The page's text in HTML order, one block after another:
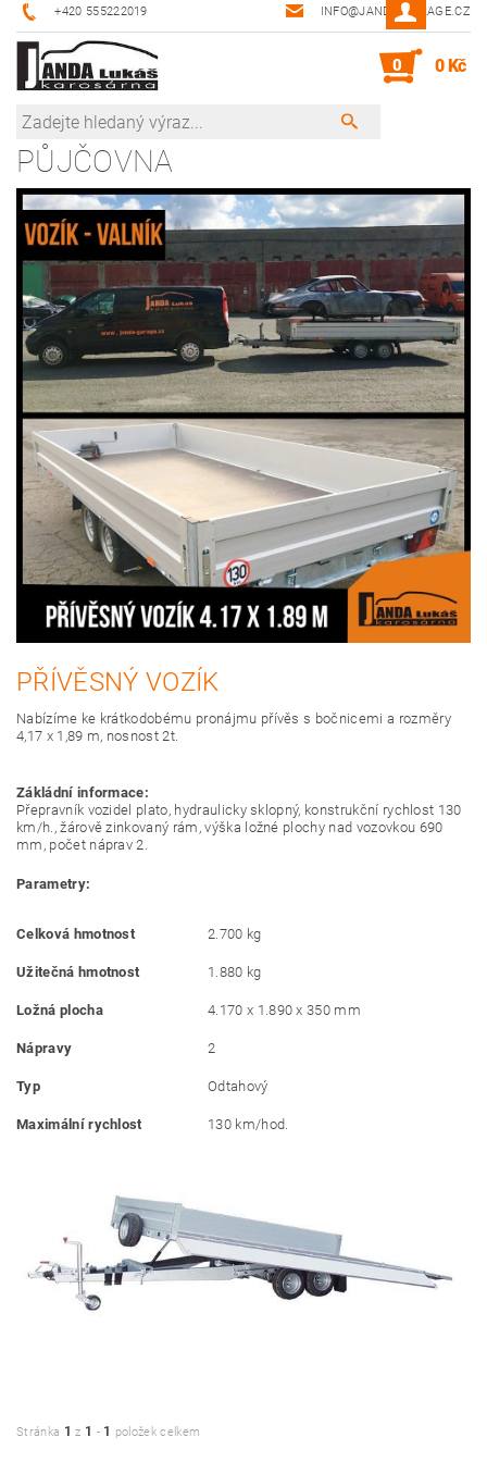
+420 555222019 INFO@JANDA-GARAGE.CZ
0 0 Kč
PŮJČOVNA
PŘÍVĚSNÝ VOZÍK
Nabízíme ke krátkodobému pronájmu přívěs s bočnicemi a rozměry
4,17 x 1,89 m, nosnost 2t.
Zákládní informace:
Přepravník vozidel plato, hydraulicky sklopný, konstrukční rychlost 130
km/h., žárově zinkovaný rám, výška ložné plochy nad vozovkou 690
mm, počet náprav 2.
Parametry:
Celková hmotnost 2.700 kg
Užitečná hmotnost 1.880 kg
Ložná plocha 4.170 x 1.890 x 350 mm
Nápravy 2
Typ Odtahový
Maximální rychlost 130 km/hod.
Stránka 1 z 1 - 1 položek celkem